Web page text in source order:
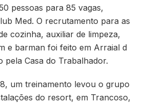
pessoas para 85 vagas,
Med. O recrutamento para as
cozinha, auxiliar de limpeza,
e barman foi feito em Arraial d
pela Casa do Trabalhador.
um treinamento levou o grupo
do resort, em Trancoso,